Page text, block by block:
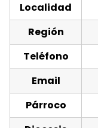
Localidad
Región
Teléfono
Email
Párroco